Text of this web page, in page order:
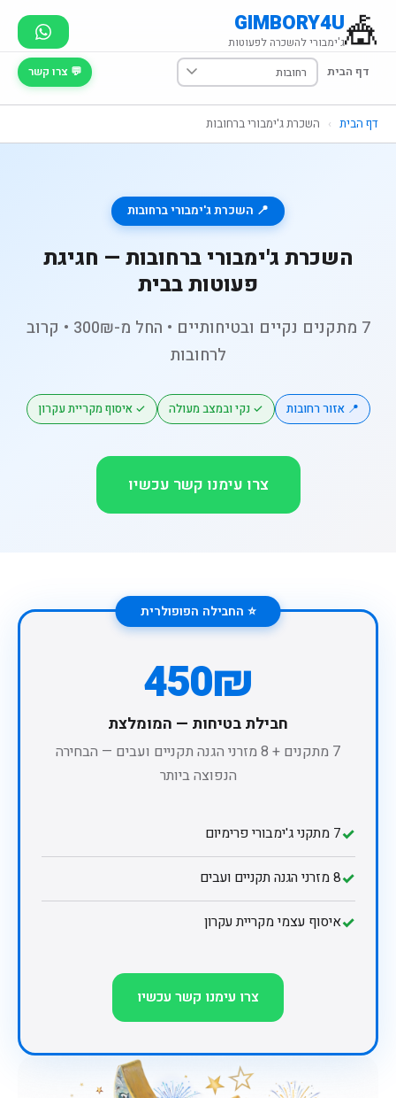
🎪
GIMBORY4U
ג'ימבורי להשכרה לפעוטות
דף הבית
💬 צרו קשר
דף הבית › השכרת ג'ימבורי ברחובות
📍 השכרת ג'ימבורי ברחובות
השכרת ג'ימבורי ברחובות — חגיגת
פעוטות בבית
7 מתקנים נקיים ובטיחותיים • החל מ-300₪ • קרוב
לרחובות
📍 אזור רחובות ✓ נקי ובמצב מעולה ✓ איסוף מקריית עקרון
צרו עימנו קשר עכשיו
⭐ החבילה הפופולרית
450₪
חבילת בטיחות — המומלצת
7 מתקנים + 8 מזרני הגנה תקניים ועבים — הבחירה
הנפוצה ביותר
✓7 מתקני ג'ימבורי פרימיום
✓8 מזרני הגנה תקניים ועבים
✓איסוף עצמי מקריית עקרון
צרו עימנו קשר עכשיו